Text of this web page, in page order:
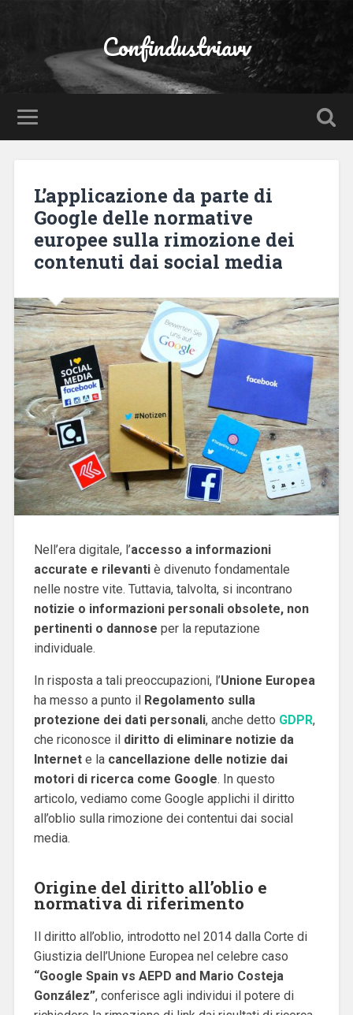
Confindustriavv
L’applicazione da parte di
Google delle normative
europee sulla rimozione dei
contenuti dai social media
Nell’era digitale, l’accesso a informazioni
accurate e rilevantiè divenuto fondamentale
nelle nostre vite. Tuttavia, talvolta, si incontrano
notizie o informazioni personali obsolete, non
pertinenti o dannose per la reputazione
individuale.
In risposta a tali preoccupazioni, l’Unione Europea
ha messo a punto il Regolamento sulla
protezione dei dati personali, anche detto GDPR,
che riconosce il diritto di eliminare notizie da
Internete la cancellazione delle notizie dai
motori di ricerca come Google. In questo
articolo, vediamo come Google applichi il diritto
all’oblio sulla rimozione dei contentui dai social
media.
Origine del diritto all’oblio e
normativa di riferimento
Il diritto all’oblio, introdotto nel 2014 dalla Corte di
Giustizia dell’Unione Europea nel celebre caso
“Google Spain vs AEPD and Mario Costeja
González”, conferisce agli individui il potere di